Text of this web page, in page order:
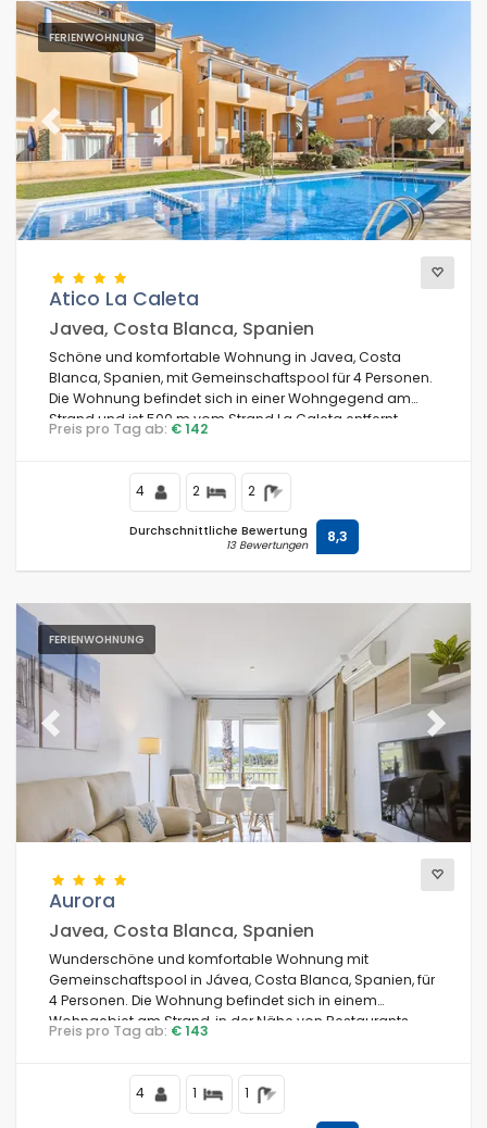
FERIENWOHNUNG
Previous Next
Atico La Caleta
Javea, Costa Blanca, Spanien
Schöne und komfortable Wohnung in Javea, Costa
Blanca, Spanien, mit Gemeinschaftspool für 4 Personen.
Die Wohnung befindet sich in einer Wohngegend am
Strand und ist 500 m vom Strand La Caleta entfernt.
Preis pro Tag ab: € 142
4 2 2
Durchschnittliche Bewertung
13 Bewertungen 8,3
FERIENWOHNUNG
Previous Next
Aurora
Javea, Costa Blanca, Spanien
Wunderschöne und komfortable Wohnung mit
Gemeinschaftspool in Jávea, Costa Blanca, Spanien, für
4 Personen. Die Wohnung befindet sich in einem
Wohngebiet am Strand, in der Nähe von Restaurants
und Bars, Geschäften, Supermärkten und einem
vom Mittelmeer entfernt.
Preis pro Tag ab: € 143
4 1 1